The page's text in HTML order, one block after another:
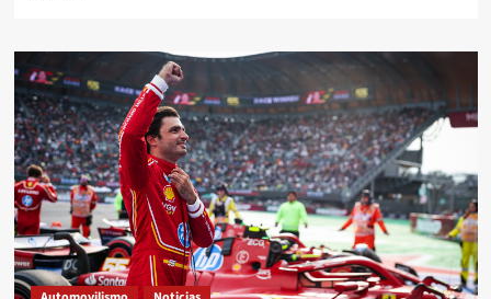
Triumph
400X